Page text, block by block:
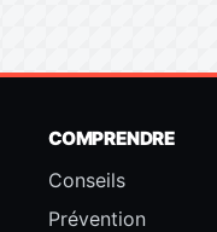
COMPRENDRE
Conseils
Prévention